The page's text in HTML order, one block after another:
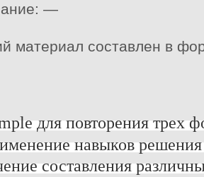
—
материал составлен в
для повторения трех
навыков
составления